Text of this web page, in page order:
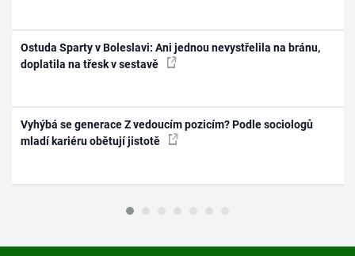
Ostuda Sparty v Boleslavi: Ani jednou nevystřelila na bránu,
doplatila na třesk v sestavě
Vyhýbá se generace Z vedoucím pozicím? Podle sociologů
mladí kariéru obětují jistotě